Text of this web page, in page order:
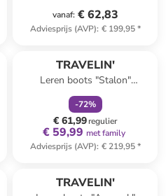
vanaf: € 62,83
Adviesprijs (AVP): € 199,95*
TRAVELIN'
Leren boots "Stalon"
lichtbruin
-72%
€ 61,99regulier
€ 59,99 met family
Adviesprijs (AVP): € 219,95*
TRAVELIN'